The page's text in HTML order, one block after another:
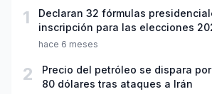
1
Declaran 32 fórmulas
inscripción para las elecciones
hace 6 meses
2
Precio del petróleo se dispara
80 dólares tras ataques a Irán